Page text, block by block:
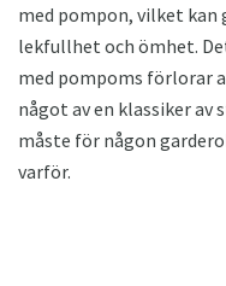
med pompon, vilket kan
lekfullhet och ömhet.
med pompoms förlorar
något av en klassiker av
måste för någon
varför.